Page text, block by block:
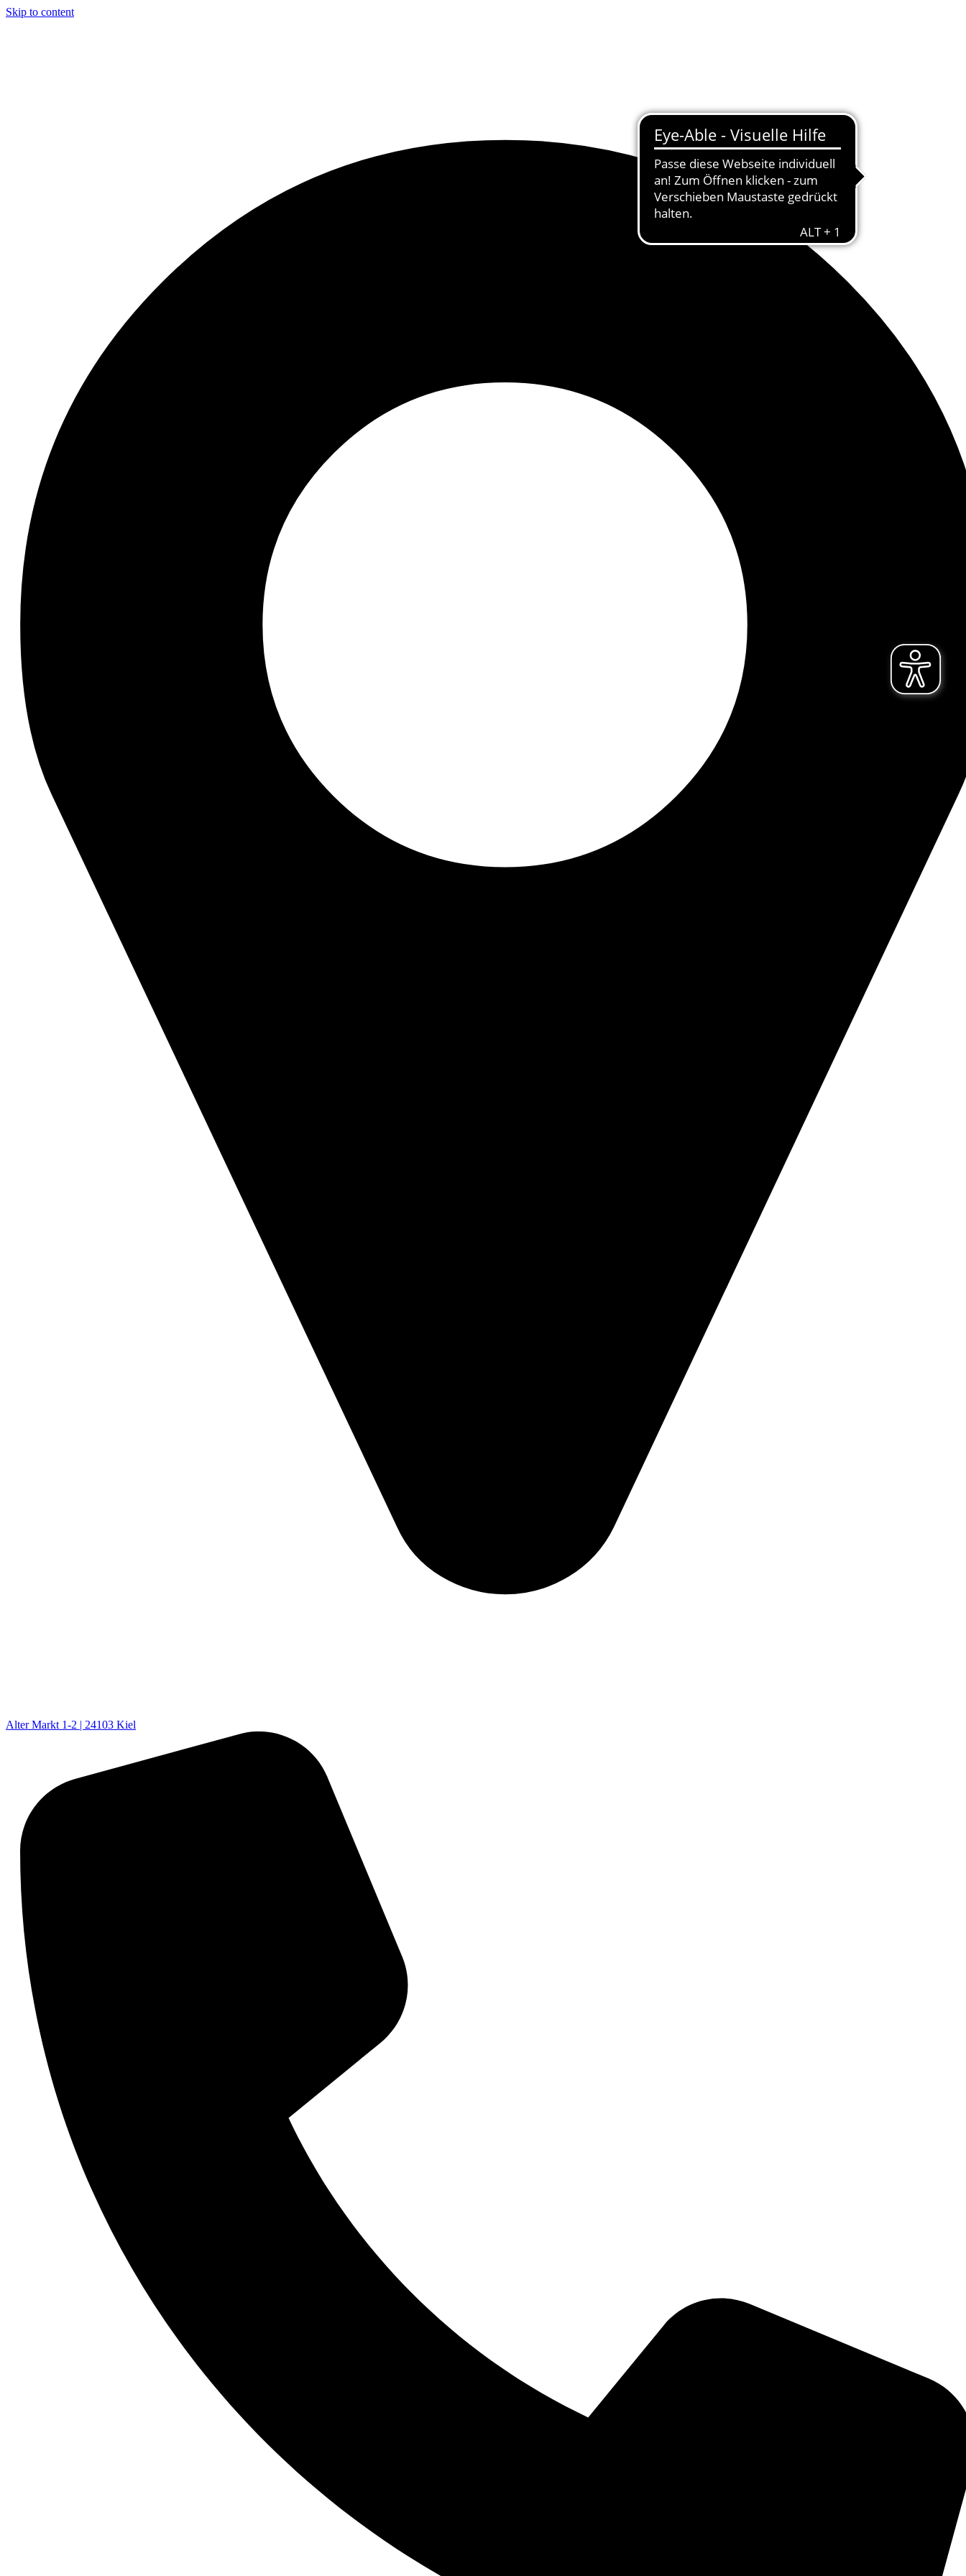
Skip to content
Alter Markt 1-2 | 24103 Kiel